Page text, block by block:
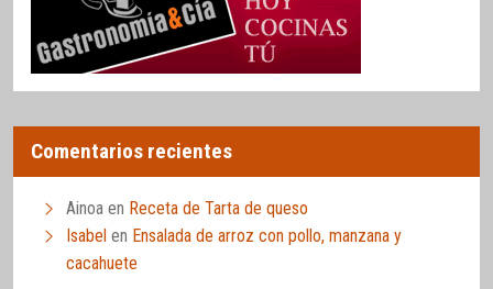
Comentarios recientes
Ainoa en Receta de Tarta de queso
Isabel en Ensalada de arroz con pollo, manzana y
cacahuete